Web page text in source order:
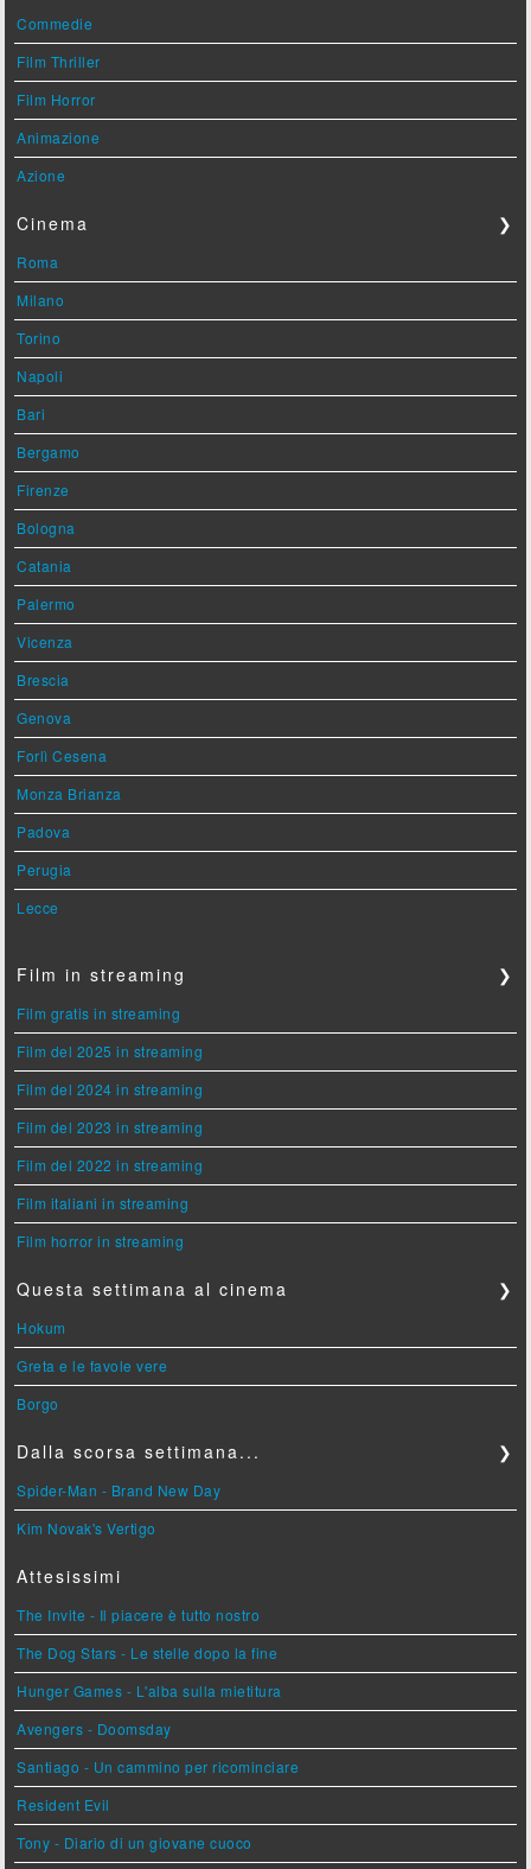
Commedie
Film Thriller
Film Horror
Animazione
Azione
Cinema ❯
Roma
Milano
Torino
Napoli
Bari
Bergamo
Firenze
Bologna
Catania
Palermo
Vicenza
Brescia
Genova
Forlì Cesena
Monza Brianza
Padova
Perugia
Lecce
Film in streaming ❯
Film gratis in streaming
Film del 2025 in streaming
Film del 2024 in streaming
Film del 2023 in streaming
Film del 2022 in streaming
Film italiani in streaming
Film horror in streaming
Questa settimana al cinema ❯
Hokum
Greta e le favole vere
Borgo
Dalla scorsa settimana... ❯
Spider-Man - Brand New Day
Kim Novak's Vertigo
Attesissimi
The Invite - Il piacere è tutto nostro
The Dog Stars - Le stelle dopo la fine
Hunger Games - L'alba sulla mietitura
Avengers - Doomsday
Santiago - Un cammino per ricominciare
Resident Evil
Tony - Diario di un giovane cuoco